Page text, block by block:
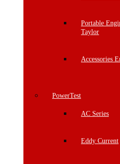
Portable
Taylor
Accessories
PowerTest
AC Series
Eddy Current